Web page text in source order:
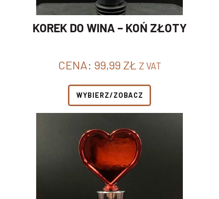
KOREK DO WINA – KOŃ ZŁOTY
CENA: 99,99 ZŁ Z VAT
WYBIERZ/ZOBACZ